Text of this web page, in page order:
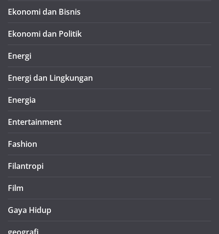
Ekonomi dan Bisnis
Ekonomi dan Politik
Energi
Energi dan Lingkungan
Energia
Entertainment
Fashion
Filantropi
Film
Gaya Hidup